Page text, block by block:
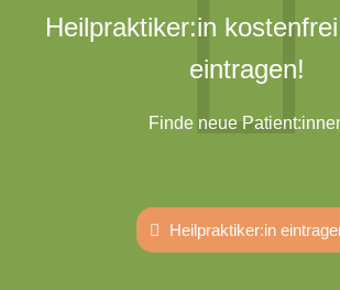
Heilpraktiker:in
eintragen!
Finde neue
Heilpraktiker:in